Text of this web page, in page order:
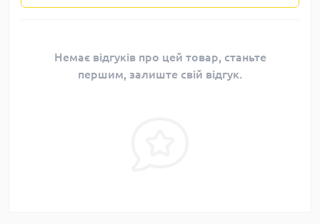
Немає відгуків про цей товар, станьте
першим, залиште свій відгук.